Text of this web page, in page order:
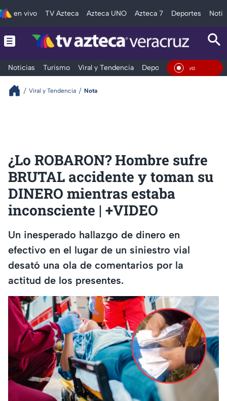
en vivo TV Azteca Azteca UNO Azteca 7 Deportes
Noticias Turismo Viral y Tendencia Deportes Espectáculos
En
Viral y Tendencia Nota
¿Lo ROBARON? Hombre sufre
BRUTAL accidente y toman su
DINERO mientras estaba
inconsciente | +VIDEO
Un inesperado hallazgo de dinero en
efectivo en el lugar de un siniestro vial
desató una ola de comentarios por la
actitud de los presentes.